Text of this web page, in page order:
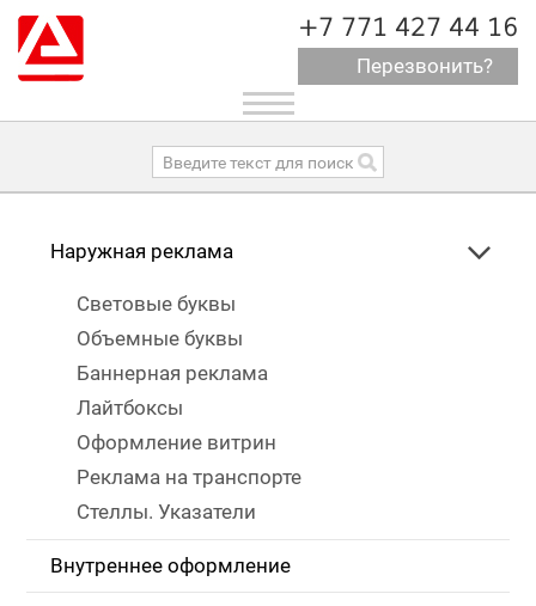
+7 771 427 44 16
Перезвонить?
Toggle
navigation
Наружная реклама
Световые буквы
Объемные буквы
Баннерная реклама
Лайтбоксы
Оформление витрин
Реклама на транспорте
Стеллы. Указатели
Внутреннее оформление